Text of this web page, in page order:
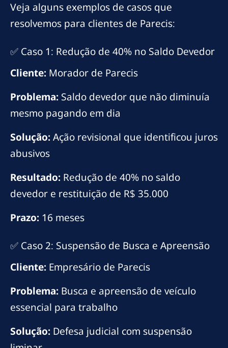
Veja alguns exemplos de casos que
resolvemos para clientes de Parecis:
✅ Caso 1: Redução de 40% no Saldo Devedor
Cliente: Morador de Parecis
Problema: Saldo devedor que não diminuía
mesmo pagando em dia
Solução:Ação revisional que identificou juros
abusivos
Resultado: Redução de 40% no saldo
devedor e restituição de R$ 35.000
Prazo: 16 meses
✅ Caso 2: Suspensão de Busca e Apreensão
Cliente: Empresário de Parecis
Problema: Busca e apreensão de veículo
essencial para trabalho
Solução: Defesa judicial com suspensão